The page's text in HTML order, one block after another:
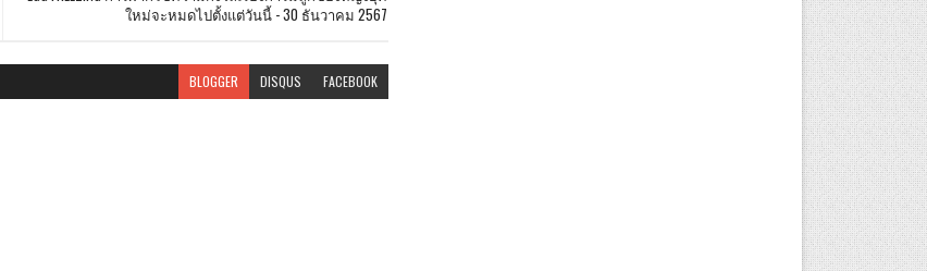
ใหม่จะหมดไปตั้งแต่วันนี้ - 30 ธันวาคม 2567
BLOGGER DISQUS FACEBOOK